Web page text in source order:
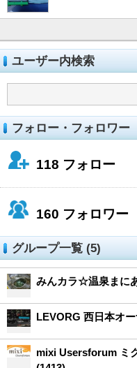
ユーザー内検索
フォロー・フォロワー
118 フォロー
160 フォロワー
グループ一覧 (5)
みんカラ☆温泉まに
LEVORG 西日本オ
mixi Usersforum ミ